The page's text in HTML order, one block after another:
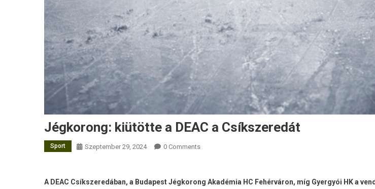
Jégkorong: kiütötte a DEAC a Csíkszeredát
Sport Szeptember 29, 2024 0 Comments
A DEAC Csíkszeredában, a Budapest Jégkorong Akadémia HC Fehérváron, míg Gyergyói HK a